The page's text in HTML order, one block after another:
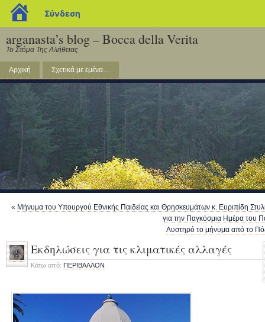
blogs.sch.gr
Σύνδεση
arganasta’s blog – Bocca della Verita
Το Στόμα Της Αλήθειας
Αρχική Σχετικά με εμένα…
« Μήνυμα του Υπουργού Εθνικής Παιδείας και Θρησκευμάτων κ. Ευριπίδη
για την Παγκόσμια Ημέρα του
Αυστηρό το μήνυμα από το
Εκδηλώσεις για τις κλιματικές αλλαγές
Κάτω από: ΠΕΡΙΒΑΛΛΟΝ